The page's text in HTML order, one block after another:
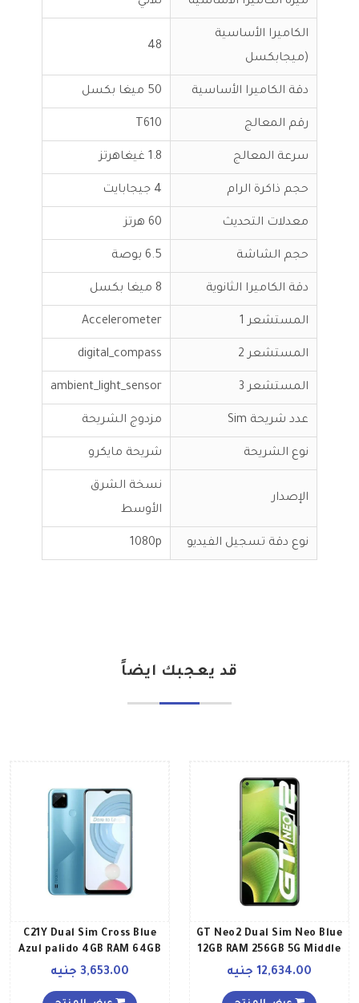
الكاميرا الأساسية
(ميجابكسل
48
دقة الكاميرا الأساسية 50 ميغا بكسل
رقم المعالج T610
سرعة المعالج 1.8 غيغاهرتز
حجم ذاكرة الرام 4 جيجابايت
معدلات التحديث 60 هرتز
حجم الشاشة 6.5 بوصة
دقة الكاميرا الثانوية 8 ميغا بكسل
المستشعر 1 Accelerometer
المستشعر 2 digital_compass
المستشعر 3 ambient_light_sensor
عدد شريحة Sim مزدوج الشريحة
نوع الشريحة شريحة مايكرو
الإصدار
نسخة الشرق
الأوسط
نوع دقة تسجيل الفيديو 1080p
قد يعجبك ايضاً
GT Neo2 Dual Sim Neo Blue
12GB RAM 256GB 5G Middle
East Version
12,634.00 جنيه
C21Y Dual Sim Cross Blue
Azul palido 4GB RAM 64GB
4G LTE Global Version
3,653.00 جنيه